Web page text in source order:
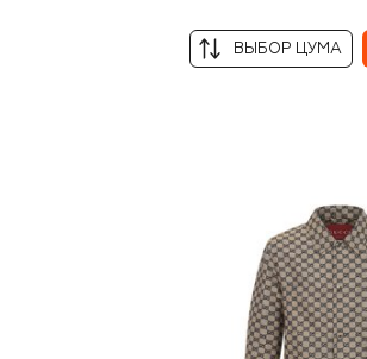
ВЫБОР ЦУМА